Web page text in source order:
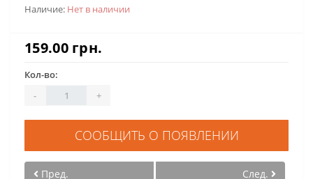
Наличие: Нет в наличии
159.00 грн.
Кол-во:
-
+
СООБЩИТЬ О ПОЯВЛЕНИИ
Пред. След.